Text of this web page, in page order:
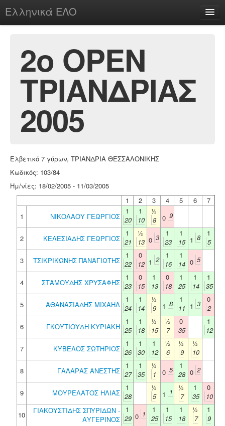
Ελληνικά ΕΛΟ
chesstu.be @ discord
Login
2ο OPEN
ΤΡΙΑΝΔΡΙΑΣ
2005
Ελβετικό 7 γύρων, ΤΡΙΑΝΔΡΙΑ ΘΕΣΣΑΛΟΝΙΚΗΣ
Κωδικός: 103/84
Ημ/νίες: 18/02/2005 - 11/03/2005
1
2 3 4 5 6
7
1
ΝΙΚΟΛΑΟΥ ΓΕΩΡΓΙΟΣ
1
20
1
10
½
8
0 9
2 ΚΕΛΕΣΙΑΔΗΣ ΓΕΩΡΓΙΟΣ
1
21
½
13 0 3
1
23
1
15 1 8
1
5
3
ΤΣΙΚΡΙΚΩΝΗΣ ΠΑΝΑΓΙΩΤΗΣ
1
22
0
12 1 2
1
16
1
14 0 5
4 ΣΤΑΜΟΥΔΗΣ ΧΡΥΣΑΦΗΣ
1
23
0
15
1
13
0
18
1
25
1
14
1
35
5
ΑΘΑΝΑΣΙΑΔΗΣ ΜΙΧΑΗΛ
1
24
1
14
½
9
1 8
1
11 1 3
0
2
6
ΓΚΟΥΤΙΟΥΔΗ ΚΥΡΙΑΚΗ
1
25
1
18
½
15
½
7
0
35
1
12
7
ΚΥΒΕΛΟΣ ΣΩΤΗΡΙΟΣ
1
26
1
30
1
12
½
6
½
9
½
10
8
ΓΑΛΑΡΑΣ ΑΝΕΣΤΗΣ
1
27
1
35
½
1
0 5
1
28 0 2
9 ΜΟΥΡΕΛΑΤΟΣ ΗΛΙΑΣ
1
28
½
5
1 1
½
7
1
35
0
10
10
ΓΙΑΚΟΥΣΤΙΔΗΣ ΣΠΥΡΙΔΩΝ -
ΑΥΓΕΡΙΝΟΣ
1
29 0 1
1
25
1
15
1
18
½
7
1
9